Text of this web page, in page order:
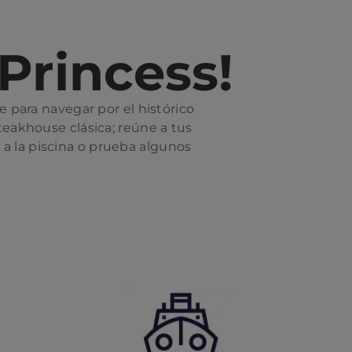
para navegar por el histórico
clásica; reúne a tus
la piscina o prueba algunos